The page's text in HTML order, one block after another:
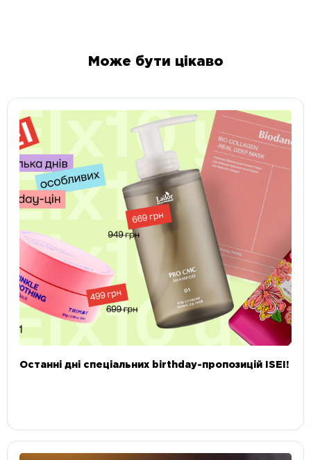
Може бути цікаво
Останні дні спеціальних birthday-пропозицій ISEI!